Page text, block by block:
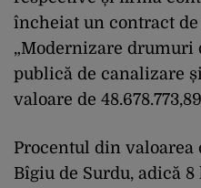
încheiat un contract
„Modernizare drumuri
publică de canalizare
valoare de
Procentul din
Bîgiu de Surdu, adică